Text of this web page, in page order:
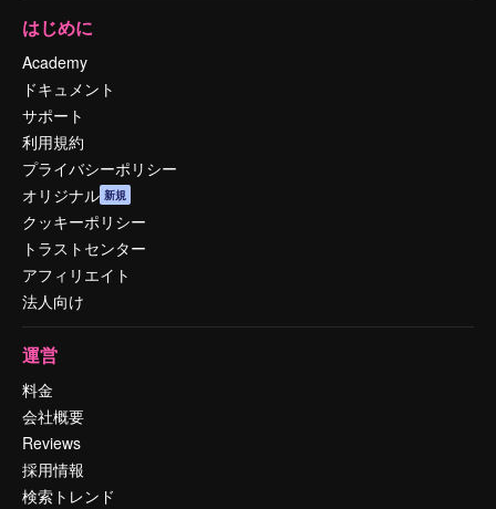
はじめに
Academy
ドキュメント
サポート
利用規約
プライバシーポリシー
オリジナル 新規
クッキーポリシー
トラストセンター
アフィリエイト
法人向け
運営
料金
会社概要
Reviews
採用情報
検索トレンド